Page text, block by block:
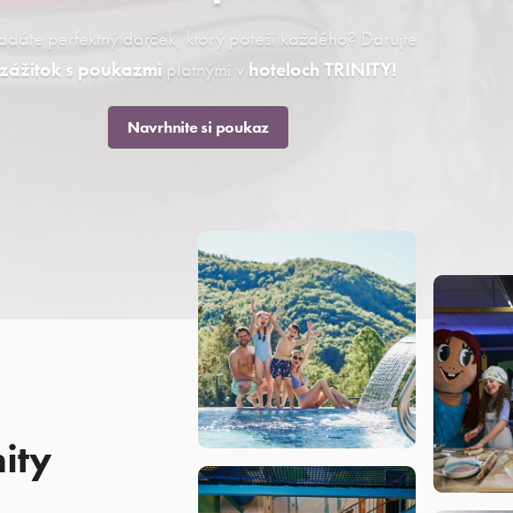
perfektný darček, ktorý poteší každého? Darujte
zážitok s poukazmi platnými v hoteloch TRINITY!
Navrhnite si poukaz